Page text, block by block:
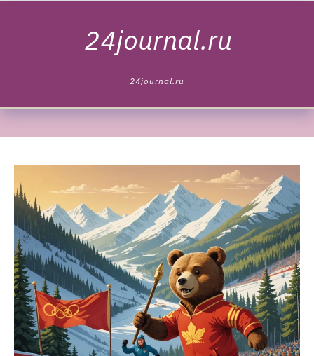
24journal.ru
24journal.ru